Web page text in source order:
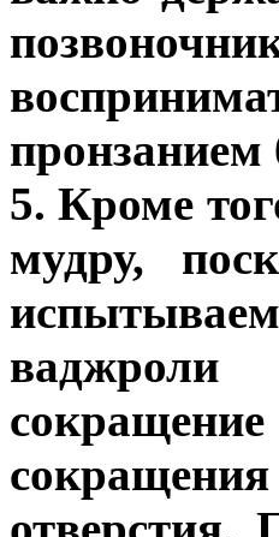
пронзанием
5. Кроме
мудру,
ваджроли